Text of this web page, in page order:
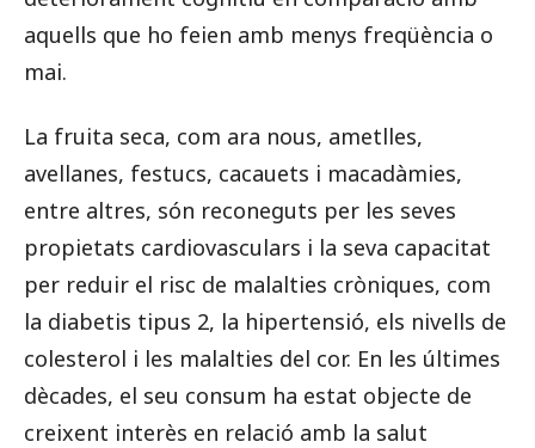
aquells que ho feien amb menys freqüència o
mai.
La fruita seca, com ara nous, ametlles,
avellanes, festucs, cacauets i macadàmies,
entre altres, són reconeguts per les seves
propietats cardiovasculars i la seva capacitat
per reduir el risc de malalties cròniques, com
la diabetis tipus 2, la hipertensió, els nivells de
colesterol i les malalties del cor. En les últimes
dècades, el seu consum ha estat objecte de
creixent interès en relació amb la salut